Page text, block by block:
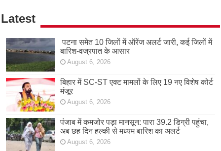
Latest
पटना समेत 10 जिलों में ऑरेंज अलर्ट जारी, कई जिलों में
बारिश-वज्रपात के आसार
August 6, 2026
बिहार में SC-ST एक्ट मामलों के लिए 19 नए विशेष कोर्ट
मंजूर
August 6, 2026
पंजाब में कमजोर पड़ा मानसून: पारा 39.2 डिग्री पहुंचा,
अब छह दिन हल्की से मध्यम बारिश का अलर्ट
August 6, 2026